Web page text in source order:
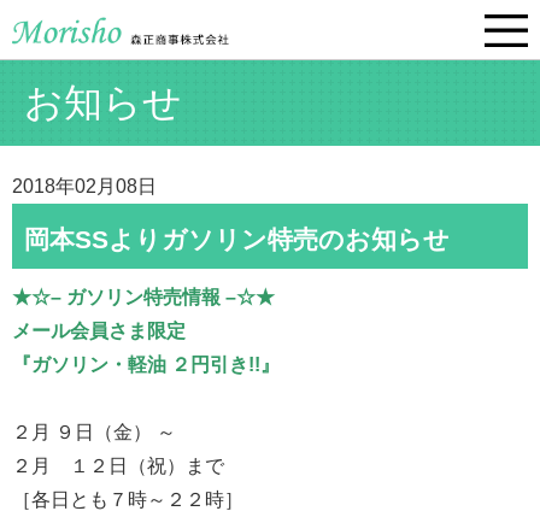
お知らせ
2018年02月08日
岡本SSよりガソリン特売のお知らせ
★☆– ガソリン特売情報 –☆★
メール会員さま限定
『ガソリン・軽油 ２円引き!!』
２月 ９日（金） ～
２月 １２日（祝）まで
［各日とも７時～２２時］